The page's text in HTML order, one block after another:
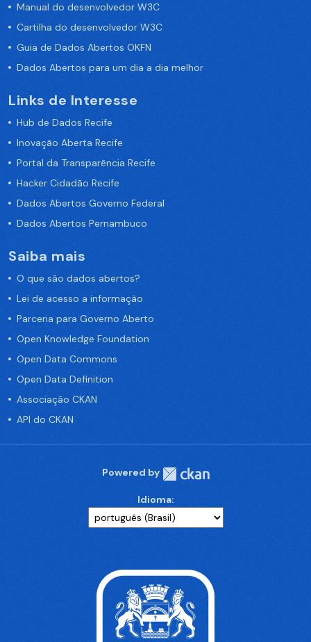
Manual do desenvolvedor W3C
Cartilha do desenvolvedor W3C
Guia de Dados Abertos OKFN
Dados Abertos para um dia a dia melhor
Links de Interesse
Hub de Dados Recife
Inovação Aberta Recife
Portal da Transparência Recife
Hacker Cidadão Recife
Dados Abertos Governo Federal
Dados Abertos Pernambuco
Saiba mais
O que são dados abertos?
Lei de acesso a informação
Parceria para Governo Aberto
Open Knowledge Foundation
Open Data Commons
Open Data Definition
Associação CKAN
API do CKAN
Powered by
Idioma